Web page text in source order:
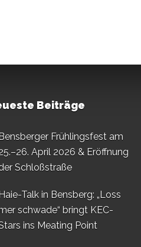
Beiträge
Frühlingsfest am
April 2026 & Eröffnung
Schloßstraße
Talk in Bensberg: „Loss
schwade“ bringt KEC-
ins Meating Point